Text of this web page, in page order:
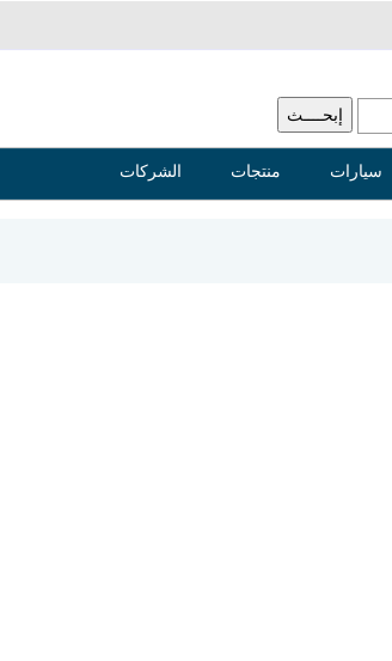
سيارات منتجات الشركات